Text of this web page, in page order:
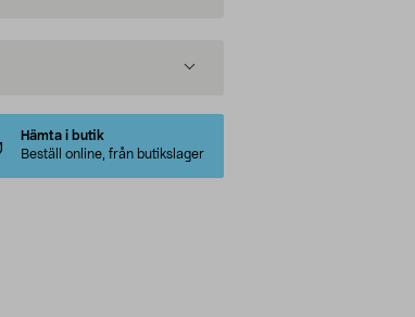
Hämta i butik
Beställ online, från butikslager